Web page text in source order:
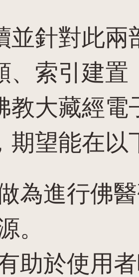
並針對此兩
、索引建置
教大藏經電
期望能在以
為進行佛
。
助於使用